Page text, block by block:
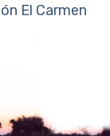
El Carmen